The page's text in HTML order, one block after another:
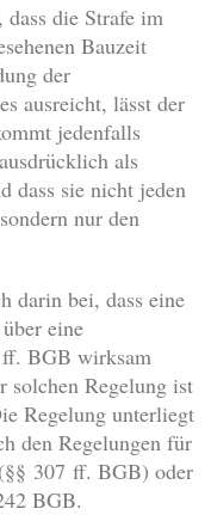
die Strafe im
Bauzeit
der
ausreicht, lässt der
jedenfalls
als
dass sie nicht jeden
nur den
darin bei, dass eine
eine
BGB wirksam
solchen Regelung ist
Regelung unterliegt
den Regelungen für
307 ff. BGB) oder
BGB.